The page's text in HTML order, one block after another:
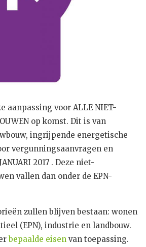
aanpassing voor ALLE NIET-
op komst. Dit is van
ingrijpende energetische
vergunningsaanvragen en
2017 . Deze niet-
vallen dan onder de EPN-
zullen blijven bestaan: wonen
(EPN), industrie en landbouw.
bepaalde eisen van toepassing.